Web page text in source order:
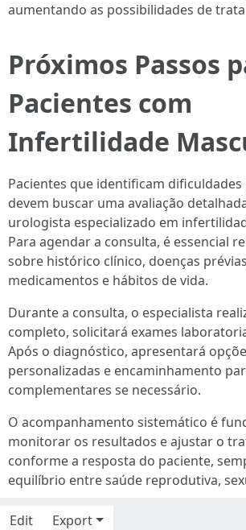
aumentando as possibilidades de
Próximos Passos
Pacientes com
Infertilidade
Pacientes que identificam
devem buscar uma avaliação
urologista especializado em
Para agendar a consulta, é essencial
sobre histórico clínico, doenças
medicamentos e hábitos de vida.
Durante a consulta, o especialista
completo, solicitará exames
Após o diagnóstico, apresentará
personalizadas e encaminhamento
complementares se necessário.
O acompanhamento sistemático é
monitorar os resultados e ajustar o
conforme a resposta do paciente,
equilíbrio entre saúde reprodutiva,
Edit Export